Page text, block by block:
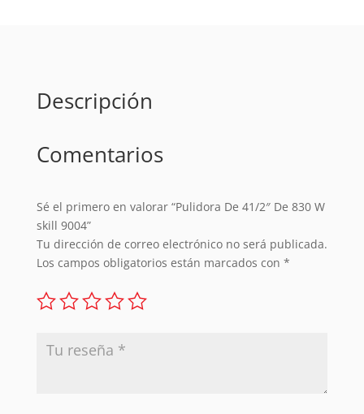
Descripción
Comentarios
Sé el primero en valorar “Pulidora De 41/2″ De 830 W
skill 9004”
Tu dirección de correo electrónico no será publicada.
Los campos obligatorios están marcados con *